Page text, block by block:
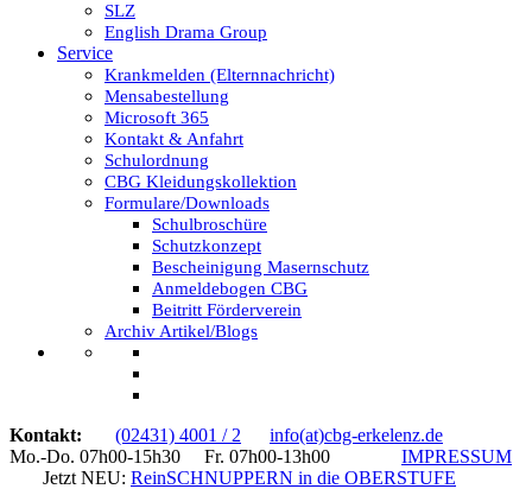
SLZ
English Drama Group
Service
Krankmelden (Elternnachricht)
Mensabestellung
Microsoft 365
Kontakt & Anfahrt
Schulordnung
CBG Kleidungskollektion
Formulare/Downloads
Schulbroschüre
Schutzkonzept
Bescheinigung Masernschutz
Anmeldebogen CBG
Beitritt Förderverein
Archiv Artikel/Blogs
Kontakt: (02431) 4001 / 2
info(at)cbg-erkelenz.de
Mo.-Do. 07h00-15h30 Fr. 07h00-13h00 IMPRESSUM
Jetzt NEU: ReinSCHNUPPERN in die OBERSTUFE